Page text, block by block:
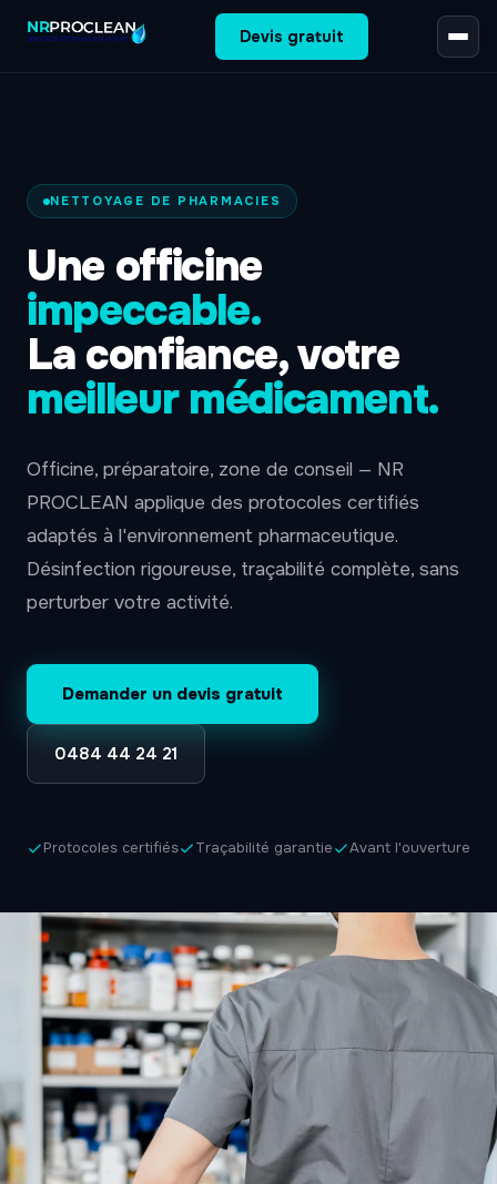
Devis gratuit
NETTOYAGE DE PHARMACIES
Une officine
impeccable.
La confiance, votre
meilleur médicament.
Officine, préparatoire, zone de conseil — NR
PROCLEAN applique des protocoles certifiés
adaptés à l'environnement pharmaceutique.
Désinfection rigoureuse, traçabilité complète, sans
perturber votre activité.
Demander un devis gratuit
0484 44 24 21
Protocoles certifiés Traçabilité garantie Avant l'ouverture